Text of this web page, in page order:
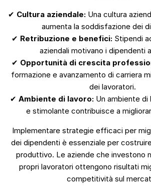
✔ Cultura aziendale:Una cultura
aumenta la soddisfazione dei
✔ Retribuzione e benefici: Stipendi
aziendali motivano i dipendenti
✔ Opportunità di crescita
formazione e avanzamento di carriera
dei lavoratori.
✔ Ambiente di lavoro: Un ambiente di
e stimolante contribuisce a
Implementare strategie efficaci per
dei dipendenti è essenziale per
produttivo. Le aziende che investono
propri lavoratori ottengono risultati
competitività sul